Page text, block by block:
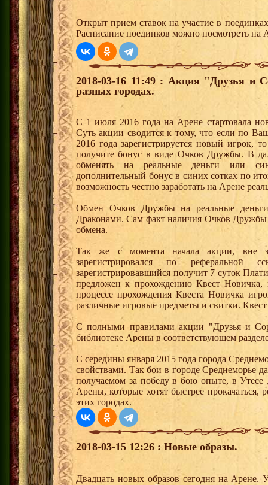
Открыт прием ставок на участие в
Расписание поединков можно посмотреть на
2018-03-16 11:49 : Акция "Друзья и
разных городах.
С 1 июля 2016 года на Арене стартовала
Суть акции сводится к тому, что если по
2016 года зарегистрируется новый
получите бонус в виде Очков Дружбы. В
обменять на реальные деньги или
дополнительный бонус в синих сотках по
возможность честно заработать на Арене
Обмен Очков Дружбы на реальные деньги
Драконами. Сам факт наличия Очков Дружбы
обмена.
Так же с момента начала акции, вне
зарегистрировался по
зарегистрировавшийся получит 7 суток
предложен к прохождению Квест
процессе прохождения Квеста Новичка
различные игровые предметы и свитки.
С полными правилами акции "Друзья и
библиотеке Арены в соответствующем
С середины января 2015 года города
свойствами. Так бои в городе Среднеморье
получаемом за победу в бою опыте, в
Арены, которые хотят быстрее прокачаться,
этих городах.
2018-03-15 12:26 : Новые образы.
Двадцать новых образов сегодня на Арене.